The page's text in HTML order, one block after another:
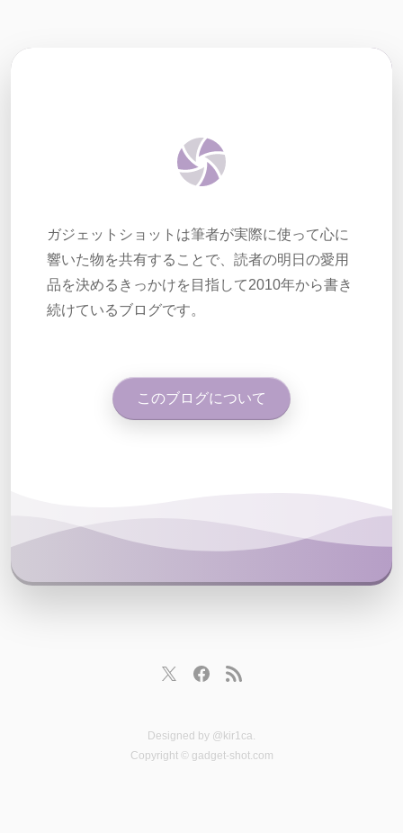
ガジェットショットは筆者が実際に使って心に
響いた物を共有することで、読者の明日の愛用
品を決めるきっかけを目指して2010年から書き
続けているブログです。
このブログについて
Designed by @kir1ca.
Copyright © gadget-shot.com